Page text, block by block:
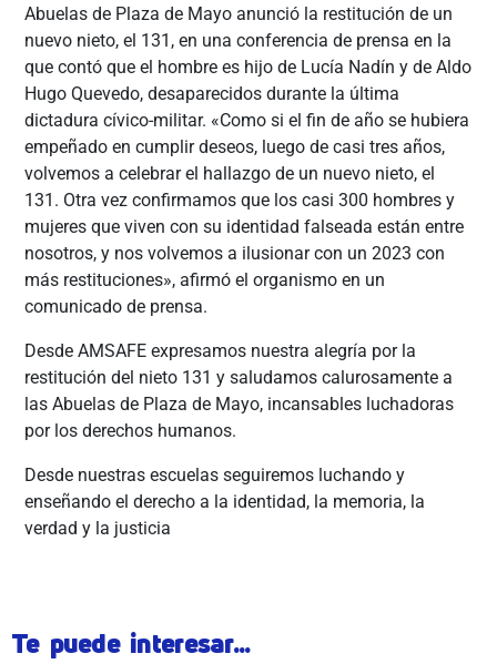
Abuelas de Plaza de Mayo anunció la restitución de un
nuevo nieto, el 131, en una conferencia de prensa en la
que contó que el hombre es hijo de Lucía Nadín y de Aldo
Hugo Quevedo, desaparecidos durante la última
dictadura cívico-militar. «Como si el fin de año se hubiera
empeñado en cumplir deseos, luego de casi tres años,
volvemos a celebrar el hallazgo de un nuevo nieto, el
131. Otra vez confirmamos que los casi 300 hombres y
mujeres que viven con su identidad falseada están entre
nosotros, y nos volvemos a ilusionar con un 2023 con
más restituciones», afirmó el organismo en un
comunicado de prensa.
Desde AMSAFE expresamos nuestra alegría por la
restitución del nieto 131 y saludamos calurosamente a
las Abuelas de Plaza de Mayo, incansables luchadoras
por los derechos humanos.
Desde nuestras escuelas seguiremos luchando y
enseñando el derecho a la identidad, la memoria, la
verdad y la justicia
Te puede interesar...